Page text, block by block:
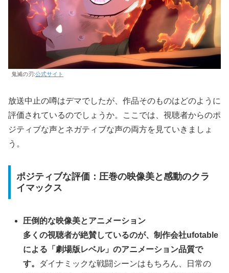
鬼滅の刃:公式サイト
放送中止の噂はデマでしたが、作品そのものはどのように
評価されているのでしょうか。ここでは、視聴者からのポ
ジティブな声とネガティブな声の両方を見ていきましょ
う。
ポジティブな評価：圧巻の映像美と感動のクラ
イマックス
圧倒的な映像美とアニメーション
多くの視聴者が絶賛しているのが、制作会社ufotable
による「劇場版レベル」のアニメーション品質で
す。
ダイナミックな戦闘シーンはもちろん、日常の